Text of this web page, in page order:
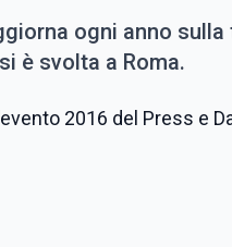
ogni anno
è svolta a Roma.